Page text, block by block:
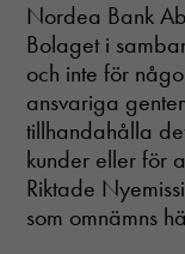
Nordea Bank
Bolaget i
och inte för
ansvariga
tillhandahålla
kunder eller för
Riktade
som omnämns